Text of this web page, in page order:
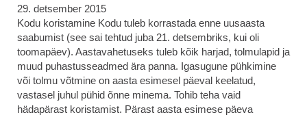
29. detsember 2015
Kodu koristamine Kodu tuleb korrastada enne uusaasta
saabumist (see sai tehtud juba 21. detsembriks, kui oli
toomapäev). Aastavahetuseks tuleb kõik harjad, tolmulapid ja
muud puhastusseadmed ära panna. Igasugune pühkimine
või tolmu võtmine on aasta esimesel päeval keelatud,
vastasel juhul pühid õnne minema. Tohib teha vaid
hädapärast koristamist. Pärast aasta esimese päeva